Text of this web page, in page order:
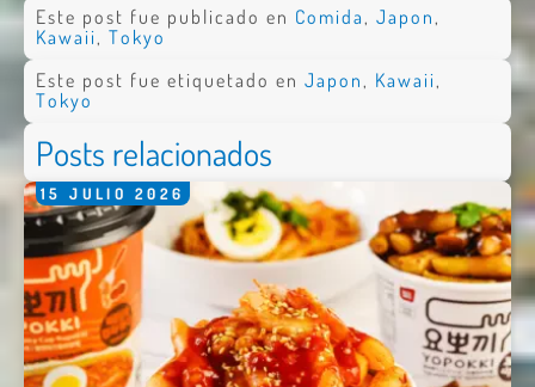
Este post fue publicado en Comida, Japon,
Kawaii, Tokyo
Este post fue etiquetado en Japon, Kawaii,
Tokyo
Posts relacionados
15 JULIO 2026